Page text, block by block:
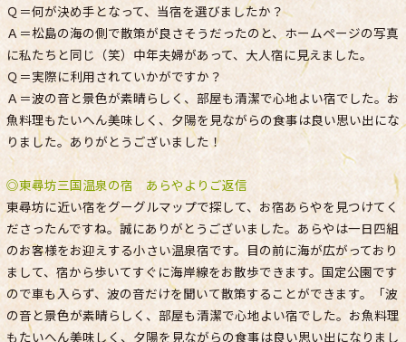
Ｑ＝何が決め手となって、当宿を選びましたか？
Ａ＝松島の海の側で散策が良さそうだったのと、ホームページの写真
に私たちと同じ（笑）中年夫婦があって、大人宿に見えました。
Ｑ＝実際に利用されていかがですか？
Ａ＝波の音と景色が素晴らしく、部屋も清潔で心地よい宿でした。お
魚料理もたいへん美味しく、夕陽を見ながらの食事は良い思い出にな
りました。ありがとうございました！
◎東尋坊三国温泉の宿 あらやよりご返信
東尋坊に近い宿をグーグルマップで探して、お宿あらやを見つけてく
ださったんですね。誠にありがとうございました。あらやは一日四組
のお客様をお迎えする小さい温泉宿です。目の前に海が広がっており
まして、宿から歩いてすぐに海岸線をお散歩できます。国定公園です
ので車も入らず、波の音だけを聞いて散策することができます。「波
の音と景色が素晴らしく、部屋も清潔で心地よい宿でした。お魚料理
もたいへん美味しく、夕陽を見ながらの食事は良い思い出になりまし